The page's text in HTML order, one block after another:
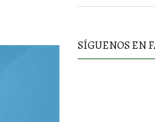
SÍGUENOS EN